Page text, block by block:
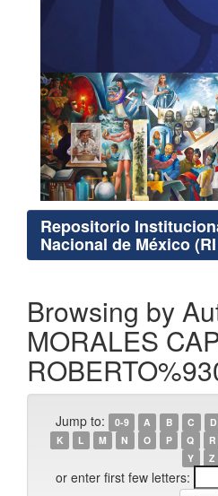
Repositorio
Nacional de México
Browsing by
MORALES
Jump to: 0-9 A B C D
K
L M N O P Q R
Y
Z
or enter first few letters: